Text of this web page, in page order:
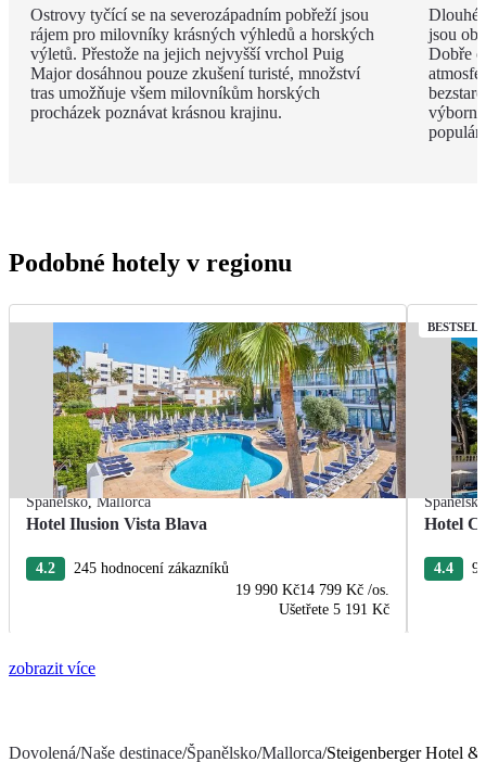
Ostrovy tyčící se na severozápadním pobřeží jsou
rájem pro milovníky krásných výhledů a horských
výletů. Přestože na jejich nejvyšší vrchol Puig
Major dosáhnou pouze zkušení turisté, množství
tras umožňuje všem milovníkům horských
procházek poznávat krásnou krajinu.
Dlouhé
jsou
Dobře
Podobné hotely v regionu
Španělsko,Mallorca
Hotel Ilusion Vista Blava
4.2
245 hodnocení zákazníků
19 990 Kč14 799 Kč /os.
Ušetřete 5 191 Kč
Španělsko
Hotel
4.4
zobrazit více
Dovolená/Naše destinace/Španělsko/Mallorca/Steigenberger Hotel &